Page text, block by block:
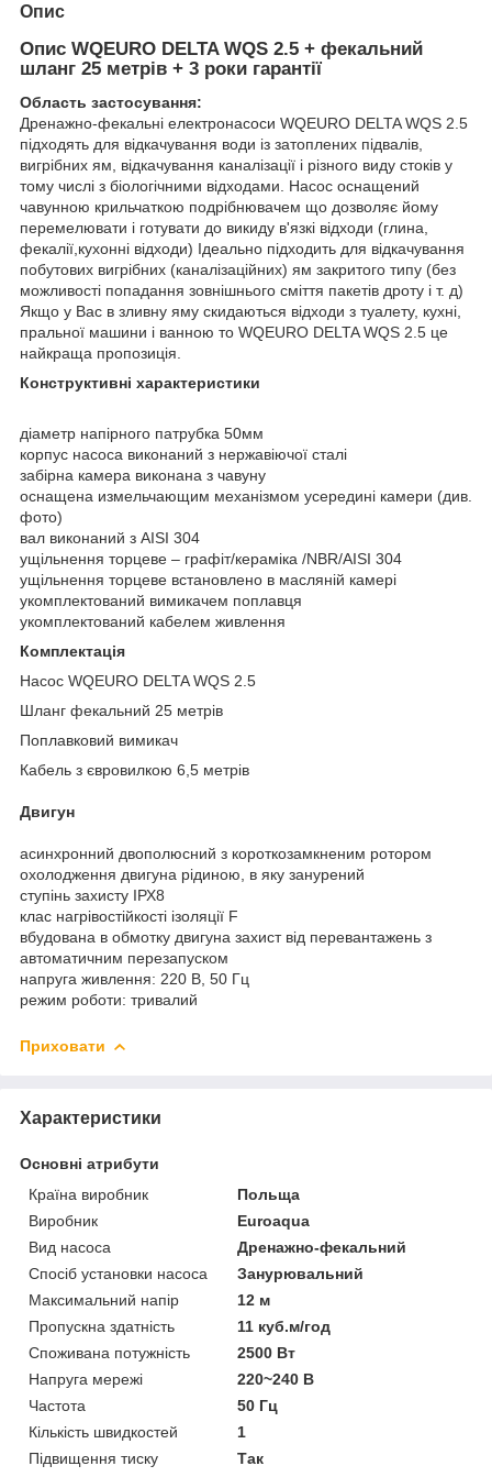
Опис
Опис WQEURO DELTA WQS 2.5 + фекальний
шланг 25 метрів + 3 роки гарантії
Область застосування:
Дренажно-фекальні електронасоси WQEURO DELTA WQS 2.5
підходять для відкачування води із затоплених підвалів,
вигрібних ям, відкачування каналізації і різного виду стоків у
тому числі з біологічними відходами. Насос оснащений
чавунною крильчаткою подрібнювачем що дозволяє йому
перемелювати і готувати до викиду в'язкі відходи (глина,
фекалії,кухонні відходи) Ідеально підходить для відкачування
побутових вигрібних (каналізаційних) ям закритого типу (без
можливості попадання зовнішнього сміття пакетів дроту і т. д)
Якщо у Вас в зливну яму скидаються відходи з туалету, кухні,
пральної машини і ванною то WQEURO DELTA WQS 2.5 це
найкраща пропозиція.
Конструктивні характеристики
діаметр напірного патрубка 50мм
корпус насоса виконаний з нержавіючої сталі
забірна камера виконана з чавуну
оснащена измельчающим механізмом усередині камери (див.
фото)
вал виконаний з AISI 304
ущільнення торцеве – графіт/кераміка /NBR/AISI 304
ущільнення торцеве встановлено в масляній камері
укомплектований вимикачем поплавця
укомплектований кабелем живлення
Комплектація
Насос WQEURO DELTA WQS 2.5
Шланг фекальний 25 метрів
Поплавковий вимикач
Кабель з євровилкою 6,5 метрів
Двигун
асинхронний двополюсний з короткозамкненим ротором
охолодження двигуна рідиною, в яку занурений
ступінь захисту ІРХ8
клас нагрівостійкості ізоляції F
вбудована в обмотку двигуна захист від перевантажень з
автоматичним перезапуском
напруга живлення: 220 В, 50 Гц
режим роботи: тривалий
Приховати
Характеристики
Основні атрибути
Країна виробник
Польща
Виробник
Euroaqua
Вид насоса
Дренажно-фекальний
Спосіб установки насоса
Занурювальний
Максимальний напір
12 м
Пропускна здатність
11 куб.м/год
Споживана потужність
2500 Вт
Напруга мережі
220~240 В
Частота
50 Гц
Кількість швидкостей
1
Підвищення тиску
Так